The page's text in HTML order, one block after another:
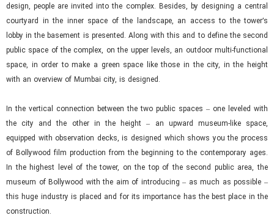
design, people are invited into the complex. Besides, by designing a central
courtyard in the inner space of the landscape, an access to the tower’s
lobby in the basement is presented. Along with this and to define the second
public space of the complex, on the upper levels, an outdoor multi-functional
space, in order to make a green space like those in the city, in the height
with an overview of Mumbai city, is designed.
In the vertical connection between the two public spaces – one leveled with
the city and the other in the height – an upward museum-like space,
equipped with observation decks, is designed which shows you the process
of Bollywood film production from the beginning to the contemporary ages.
In the highest level of the tower, on the top of the second public area, the
museum of Bollywood with the aim of introducing – as much as possible –
this huge industry is placed and for its importance has the best place in the
construction.